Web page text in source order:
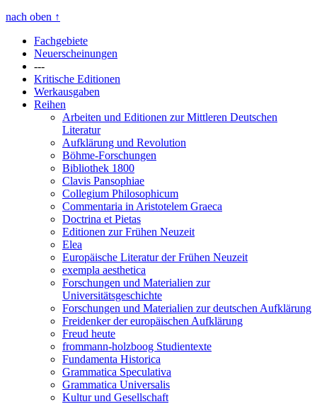
nach oben ↑
Fachgebiete
Neuerscheinungen
---
Kritische Editionen
Werkausgaben
Reihen
Arbeiten und Editionen zur Mittleren Deutschen
Literatur
Aufklärung und Revolution
Böhme-Forschungen
Bibliothek 1800
Clavis Pansophiae
Collegium Philosophicum
Commentaria in Aristotelem Graeca
Doctrina et Pietas
Editionen zur Frühen Neuzeit
Elea
Europäische Literatur der Frühen Neuzeit
exempla aesthetica
Forschungen und Materialien zur
Universitätsgeschichte
Forschungen und Materialien zur deutschen Aufklärung
Freidenker der europäischen Aufklärung
Freud heute
frommann-holzboog Studientexte
Fundamenta Historica
Grammatica Speculativa
Grammatica Universalis
Kultur und Gesellschaft